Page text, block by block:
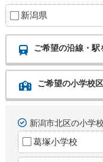
新潟県
ご希望の沿線・
ご希望の小学校
新潟市北区の小学
葛塚小学校